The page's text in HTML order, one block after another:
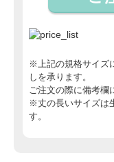
※上記の規格サイズ
しを承ります。
ご注文の際に備考欄
※丈の長いサイズは
す。